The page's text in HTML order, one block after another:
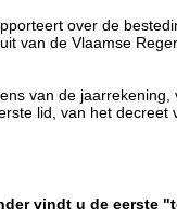
over de
van de Vlaamse
van de
lid, van het
vindt u de eerste